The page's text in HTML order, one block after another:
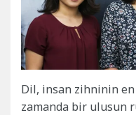
Dil, insan zihninin en
zamanda bir ulusun